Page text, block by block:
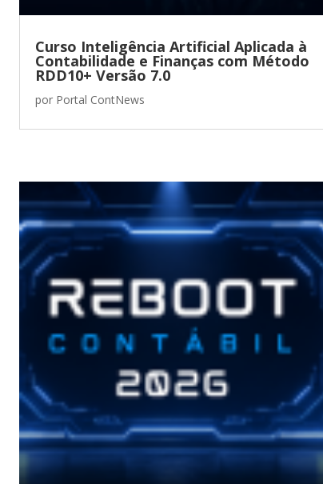
Curso Inteligência Artificial Aplicada à
Contabilidade e Finanças com Método
RDD10+ Versão 7.0
por Portal ContNews